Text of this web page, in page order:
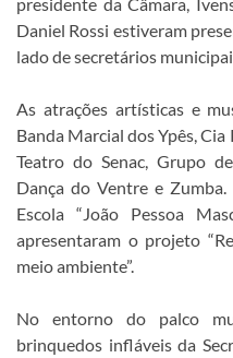
Daniel Rossi estiveram
lado de secretários
As atrações artísticas e
Banda Marcial dos Ypês,
Teatro do Senac, Grupo
Dança do Ventre e
Escola “João Pessoa
apresentaram o projeto
meio ambiente”.
No entorno do palco
brinquedos infláveis da